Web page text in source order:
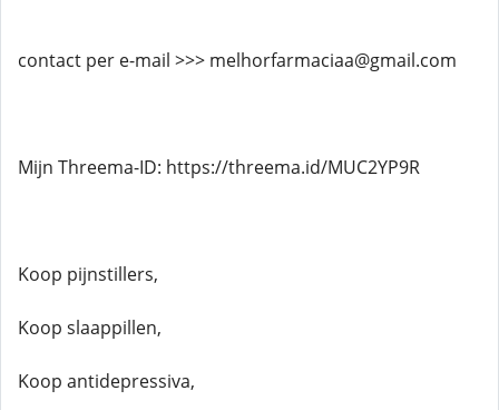
contact per e-mail >>> melhorfarmaciaa@gmail.com
Mijn Threema-ID: https://threema.id/MUC2YP9R
Koop pijnstillers,
Koop slaappillen,
Koop antidepressiva,